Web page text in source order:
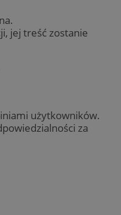
jej treść zostanie
użytkowników.
za